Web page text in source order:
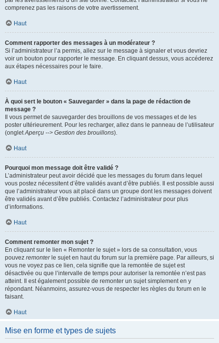
comprenez pas les raisons de votre avertissement.
Haut
Comment rapporter des messages à un modérateur ?
Si l’administrateur l’a permis, allez sur le message à signaler et vous devriez
voir un bouton pour rapporter le message. En cliquant dessus, vous accéderez
aux étapes nécessaires pour le faire.
Haut
À quoi sert le bouton « Sauvegarder » dans la page de rédaction de
message ?
Il vous permet de sauvegarder des brouillons de vos messages et de les
poster ultérieurement. Pour les recharger, allez dans le panneau de l’utilisateur
(ongletAperçu --> Gestion des brouillons).
Haut
Pourquoi mon message doit être validé ?
L’administrateur peut avoir décidé que les messages du forum dans lequel
vous postez nécessitent d’être validés avant d’être publiés. Il est possible aussi
que l’administrateur vous ait placé dans un groupe dont les messages doivent
être validés avant d’être publiés. Contactez l’administrateur pour plus
d’informations.
Haut
Comment remonter mon sujet ?
En cliquant sur le lien « Remonter le sujet » lors de sa consultation, vous
pouvez remonterle sujet en haut du forum sur la première page. Par ailleurs, si
vous ne voyez pas ce lien, cela signifie que la remontée de sujet est
désactivée ou que l’intervalle de temps pour autoriser la remontée n’est pas
atteint. Il est également possible de remonter un sujet simplement en y
répondant. Néanmoins, assurez-vous de respecter les règles du forum en le
faisant.
Haut
Mise en forme et types de sujets